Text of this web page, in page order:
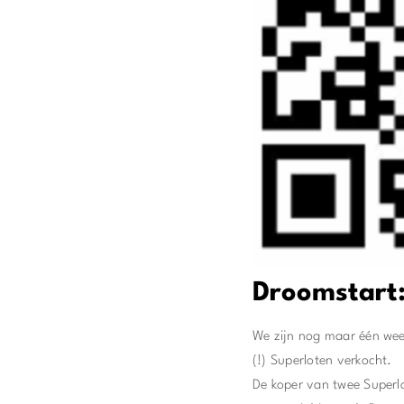
We zijn nog maar één
(!) Superloten verkocht.
De koper van twee